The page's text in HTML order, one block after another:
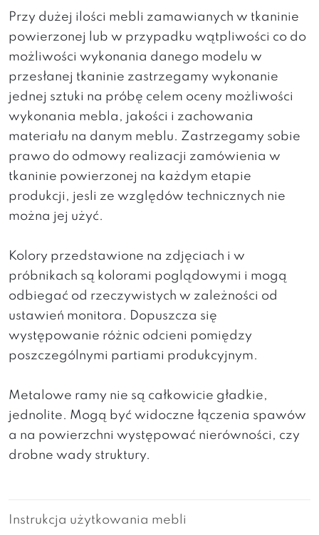
Przy dużej ilości mebli zamawianych w tkaninie
powierzonej lub w przypadku wątpliwości co do
możliwości wykonania danego modelu w
przesłanej tkaninie zastrzegamy wykonanie
jednej sztuki na próbę celem oceny możliwości
wykonania mebla, jakości i zachowania
materiału na danym meblu. Zastrzegamy sobie
prawo do odmowy realizacji zamówienia w
tkaninie powierzonej na każdym etapie
produkcji, jesli ze względów technicznych nie
można jej użyć.
Kolory przedstawione na zdjęciach i w
próbnikach są kolorami poglądowymi i mogą
odbiegać od rzeczywistych w zależności od
ustawień monitora. Dopuszcza się
występowanie różnic odcieni pomiędzy
poszczególnymi partiami produkcyjnym.
Metalowe ramy nie są całkowicie gładkie,
jednolite. Mogą być widoczne łączenia spawów
a na powierzchni występować nierówności, czy
drobne wady struktury.
Instrukcja użytkowania mebli